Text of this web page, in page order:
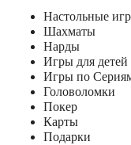
Настольные
Шахматы
Нарды
Игры для детей
Игры по
Головоломки
Покер
Карты
Подарки